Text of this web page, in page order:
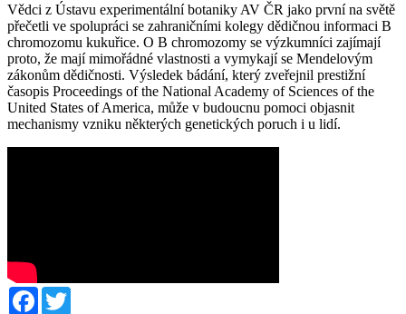
Vědci z Ústavu experimentální botaniky AV ČR jako první na světě
přečetli ve spolupráci se zahraničními kolegy dědičnou informaci B
chromozomu kukuřice. O B chromozomy se výzkumníci zajímají
proto, že mají mimořádné vlastnosti a vymykají se Mendelovým
zákonům dědičnosti. Výsledek bádání, který zveřejnil prestižní
časopis Proceedings of the National Academy of Sciences of the
United States of America, může v budoucnu pomoci objasnit
mechanismy vzniku některých genetických poruch i u lidí.
Facebook